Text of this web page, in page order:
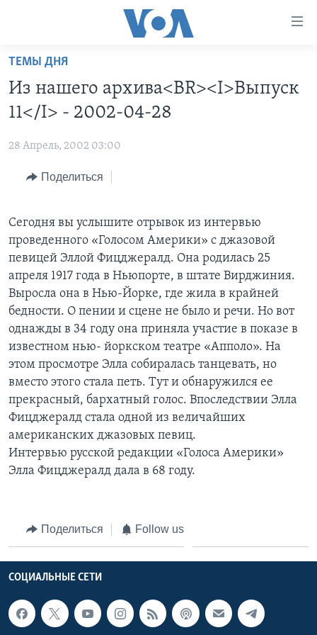
Перейти
основной
контент
навигации
ПРОГРАММЫ
НОВОСТИ ЗА МИНУТУ
ИТОГИ
ДИСКУССИЯ VOA
ДЕТАЛИ
НЬЮ-ЙОРК NEW YORK
АМЕРИКА. БОЛЬШОЕ ПУТЕШЕСТВИЕ
УЧИМ АНГЛИЙСКИЙ
НАША АМЕРИКАНСКАЯ ИСТОРИЯ
АРТЕФАКТЫ
АМЕРИКАНСКИЕ ГОРОДКИ
ТЕСТЫ
ЭКСПЕРТИЗА
ИНТЕРВЬЮ
ЗА СВОБОДУ ПРЕССЫ
УЧИМ АНГЛИЙСКИЙ
ВИДЕО
ПОДПИСКА НА НОВОСТИ
Learning English
СОЦИАЛЬНЫЕ СЕТИ
Языки
ТЕМЫ ДНЯ
Из нашего архива<BR><I>Выпуск
11</I> - 2002-04-28
28 Апрель, 2002 03:00
Поделиться
Сегодня вы услышите отрывок из интервью
проведенного «Голосом Америки» c джазовой
певицей Эллой Фицджералд. Она родилась 25
апреля 1917 года в Ньюпорте, в штате Вирджиния.
Выросла она в Нью-Йорке, где жила в крайней
бедности. О пении и сцене не было и речи. Но вот
однажды в 34 году она приняла участие в показе в
известном нью- йоркском театре «Апполо». На
этом просмотре Элла собиралась танцевать, но
вместо этого стала петь. Тут и обнаружился ее
прекрасный, бархатный голос. Впоследствии Элла
Фицджералд стала одной из величайших
американских джазовых певиц.
Интервью русской редакции «Голоса Америки»
Элла Фицджералд дала в 68 году.
Поделиться Follow us
СОЦИАЛЬНЫЕ СЕТИ